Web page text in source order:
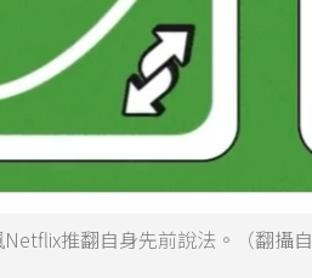
推翻自身先前說法。（翻攝自